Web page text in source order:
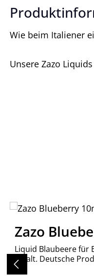
Wie beim Italiener
Unsere Zazo
Produktgalerie
Zazo
Liquid Blaubeere für
Inhalt. Deutsche